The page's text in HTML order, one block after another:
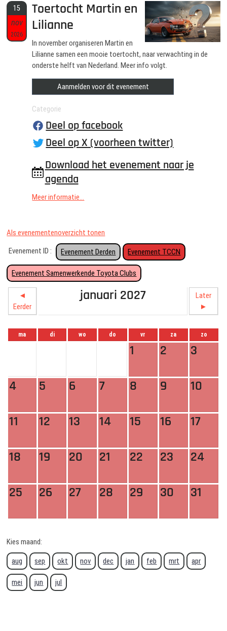
15
nov
2026
Toertocht Martin en
Lilianne
In november organiseren Martin en
Lilianne samen een mooie toertocht, naar verwachting in de
onderste helft van Nederland. Meer info volgt.
Aanmelden voor dit evenement
Categorie
Deel op facebook
Deel op X (voorheen twitter)
Download het evenement naar je
agenda
Meer informatie...
Als evenementenoverzicht tonen
Evenement ID :
Evenement Derden Evenement TCCN
Evenement Samenwerkende Toyota Clubs
◄
Eerder
januari 2027
Later
►
ma di wo do vr za zo
1 2 3
4 5 6 7 8 9 10
11 12 13 14 15 16 17
18 19 20 21 22 23 24
25 26 27 28 29 30 31
Kies maand:
aug sep okt nov dec jan feb mrt apr
mei jun jul